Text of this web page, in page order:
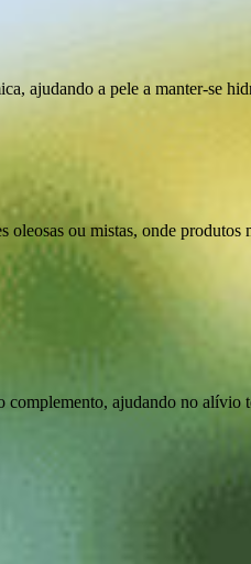
ajudando a pele a manter-se
oleosas ou mistas, onde produtos
complemento, ajudando no alívio